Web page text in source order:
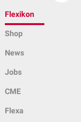
Flexikon
Shop
News
Jobs
CME
Flexa